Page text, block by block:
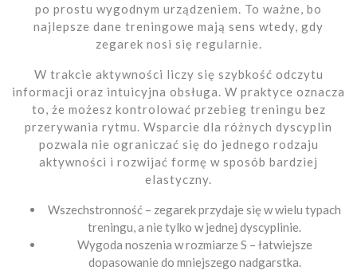
po prostu wygodnym urządzeniem. To ważne, bo
najlepsze dane treningowe mają sens wtedy, gdy
zegarek nosi się regularnie.
W trakcie aktywności liczy się szybkość odczytu
informacji oraz intuicyjna obsługa. W praktyce oznacza
to, że możesz kontrolować przebieg treningu bez
przerywania rytmu. Wsparcie dla różnych dyscyplin
pozwala nie ograniczać się do jednego rodzaju
aktywności i rozwijać formę w sposób bardziej
elastyczny.
Wszechstronność – zegarek przydaje się w wielu typach
treningu, a nie tylko w jednej dyscyplinie.
Wygoda noszenia w rozmiarze S – łatwiejsze
dopasowanie do mniejszego nadgarstka.